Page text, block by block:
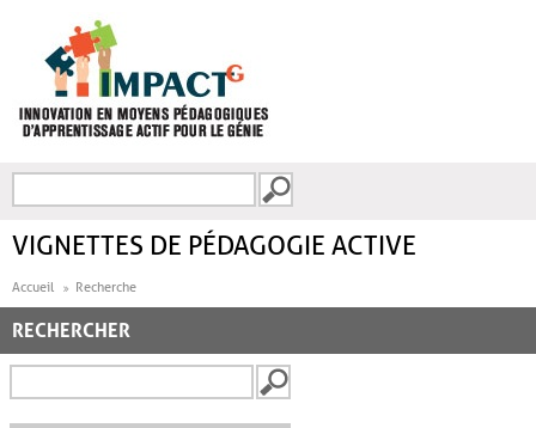
FORMULAIRE DE
VIGNETTES DE PÉDAGOGIE ACTIVE
Accueil Recherche
RECHERCHER